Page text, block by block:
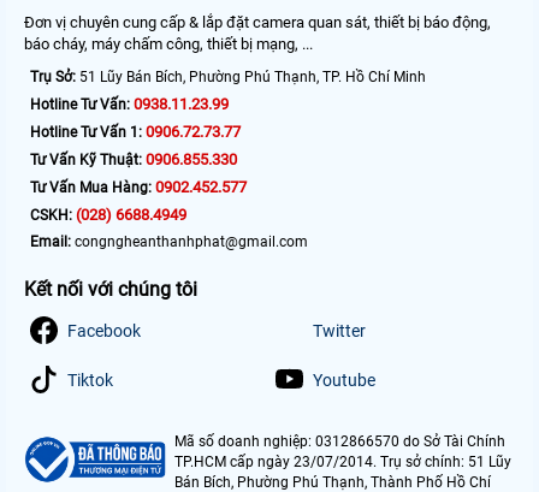
Đơn vị chuyên cung cấp & lắp đặt camera quan sát, thiết bị báo động,
báo cháy, máy chấm công, thiết bị mạng, ...
Trụ Sở: 51 Lũy Bán Bích, Phường Phú Thạnh, TP. Hồ Chí Minh
Hotline Tư Vấn: 0938.11.23.99
Hotline Tư Vấn 1: 0906.72.73.77
Tư Vấn Kỹ Thuật: 0906.855.330
Tư Vấn Mua Hàng: 0902.452.577
CSKH: (028) 6688.4949
Email: congngheanthanhphat@gmail.com
Kết nối với chúng tôi
Facebook Twitter
Tiktok Youtube
Mã số doanh nghiệp: 0312866570 do Sở Tài Chính
TP.HCM cấp ngày 23/07/2014. Trụ sở chính: 51 Lũy
Bán Bích, Phường Phú Thạnh, Thành Phố Hồ Chí